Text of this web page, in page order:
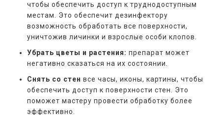
чтобы обеспечить доступ к труднодоступным
местам. Это обеспечит дезинфектору
возможность обработать все поверхности,
уничтожив личинки и взрослые особи клопов.
Убрать цветы и растения: препарат может
негативно сказаться на их состоянии.
Снять со стен все часы, иконы, картины, чтобы
обеспечить доступ к поверхности стен. Это
поможет мастеру провести обработку более
эффективно.